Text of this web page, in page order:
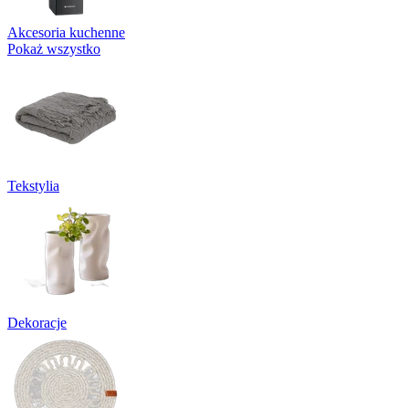
Akcesoria kuchenne
Pokaż wszystko
Tekstylia
Dekoracje